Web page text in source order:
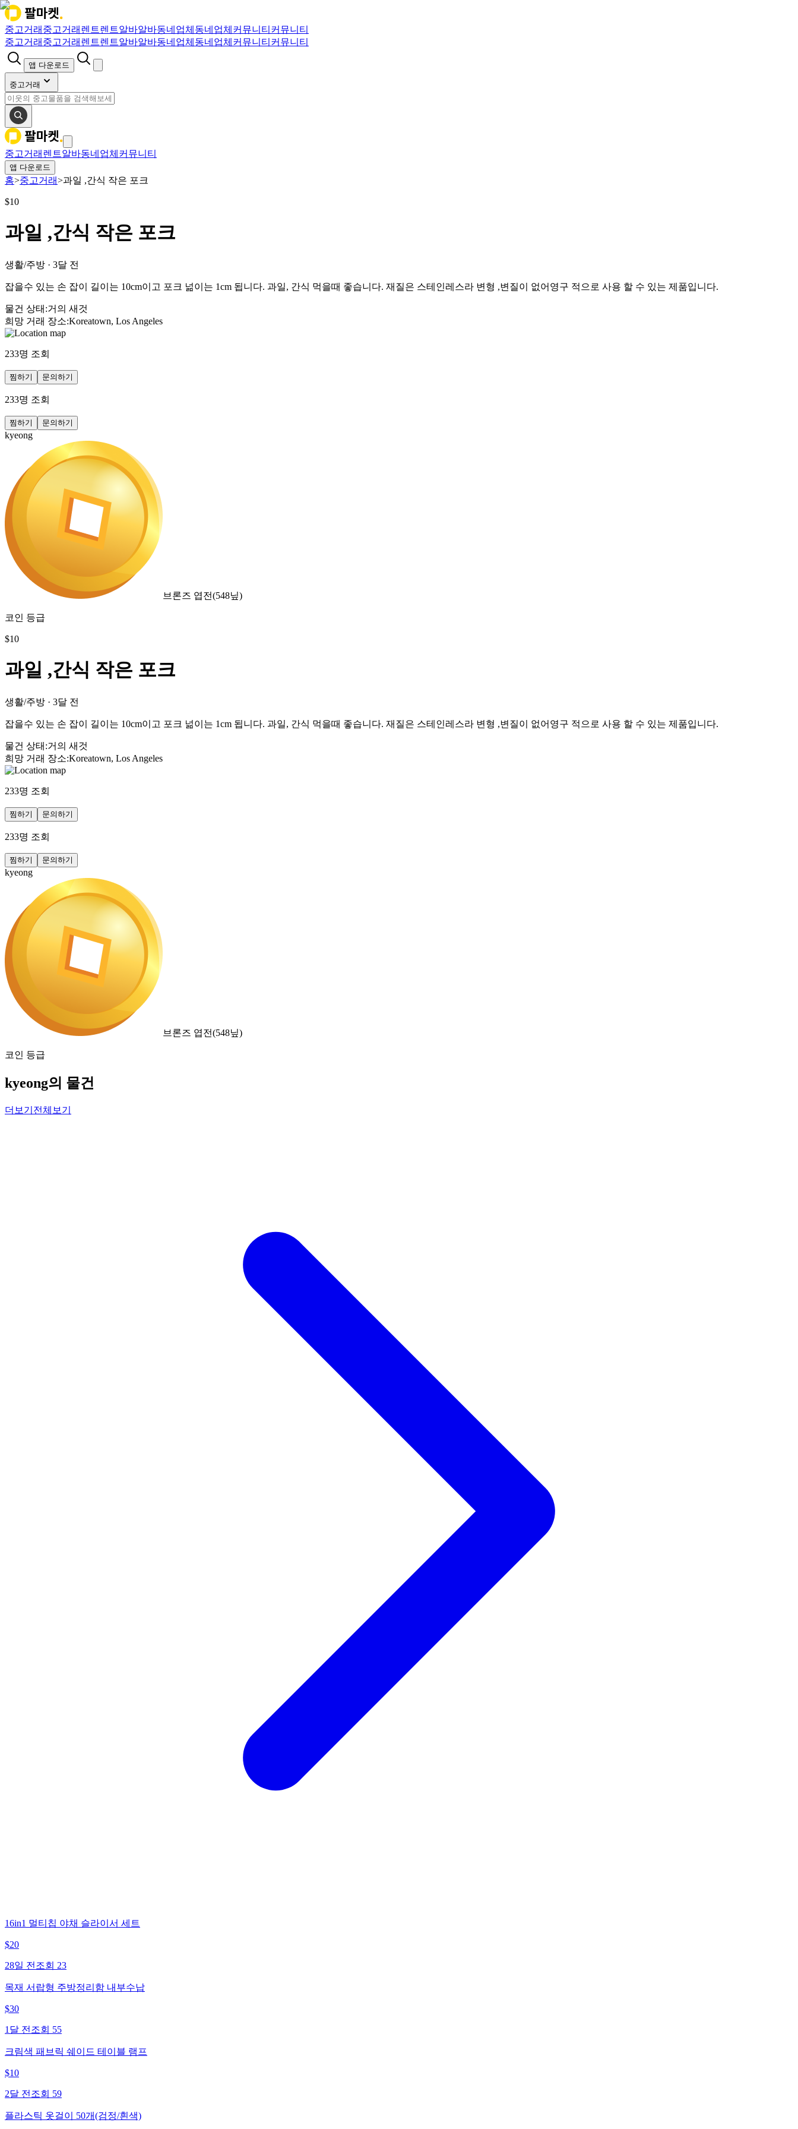
중고거래 중고거래 렌트렌트알바알바동네업체 동네업체 커뮤니티 커뮤니티
중고거래 중고거래 렌트렌트알바알바동네업체 동네업체 커뮤니티 커뮤니티
앱 다운로드
중고거래
중고거래 렌트알바동네업체 커뮤니티
앱 다운로드
홈>중고거래>과일 ,간식 작은 포크
$10
과일 ,간식 작은 포크
생활/주방 · 3달 전
잡을수 있는 손 잡이 길이는 10cm이고 포크 넒이는 1cm 됩니다. 과일, 간식 먹을때 좋습니다. 재질은 스테인레스라 변형 ,변질이 없어영구 적으로 사용 할 수 있는 제품입니다.
물건 상태 :거의 새것
희망 거래 장소:Koreatown, Los Angeles
233명 조회
찜하기 문의하기
233명 조회
찜하기 문의하기
kyeong
브론즈 엽전(548닢)
코인 등급
$10
과일 ,간식 작은 포크
생활/주방 · 3달 전
잡을수 있는 손 잡이 길이는 10cm이고 포크 넒이는 1cm 됩니다. 과일, 간식 먹을때 좋습니다. 재질은 스테인레스라 변형 ,변질이 없어영구 적으로 사용 할 수 있는 제품입니다.
물건 상태 :거의 새것
희망 거래 장소:Koreatown, Los Angeles
233명 조회
찜하기 문의하기
233명 조회
찜하기 문의하기
kyeong
브론즈 엽전(548닢)
코인 등급
kyeong의 물건
더보기 전체보기
16in1 멀티칩 야채 슬라이서 세트
$20
28일 전 조회 23
목재 서랍형 주방정리함 내부수납
$30
1달 전 조회 55
크림색 패브릭 쉐이드 테이블 램프
$10
2달 전 조회 59
플라스틱 옷걸이 50개(검정/흰색)